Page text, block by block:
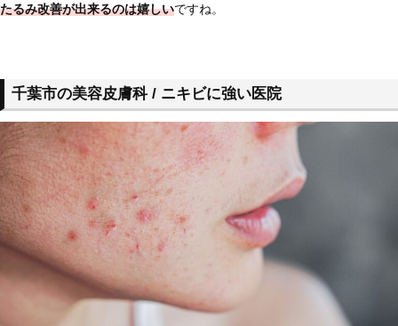
たるみ改善が出来るのは嬉しいですね。
千葉市の美容皮膚科 / ニキビに強い医院